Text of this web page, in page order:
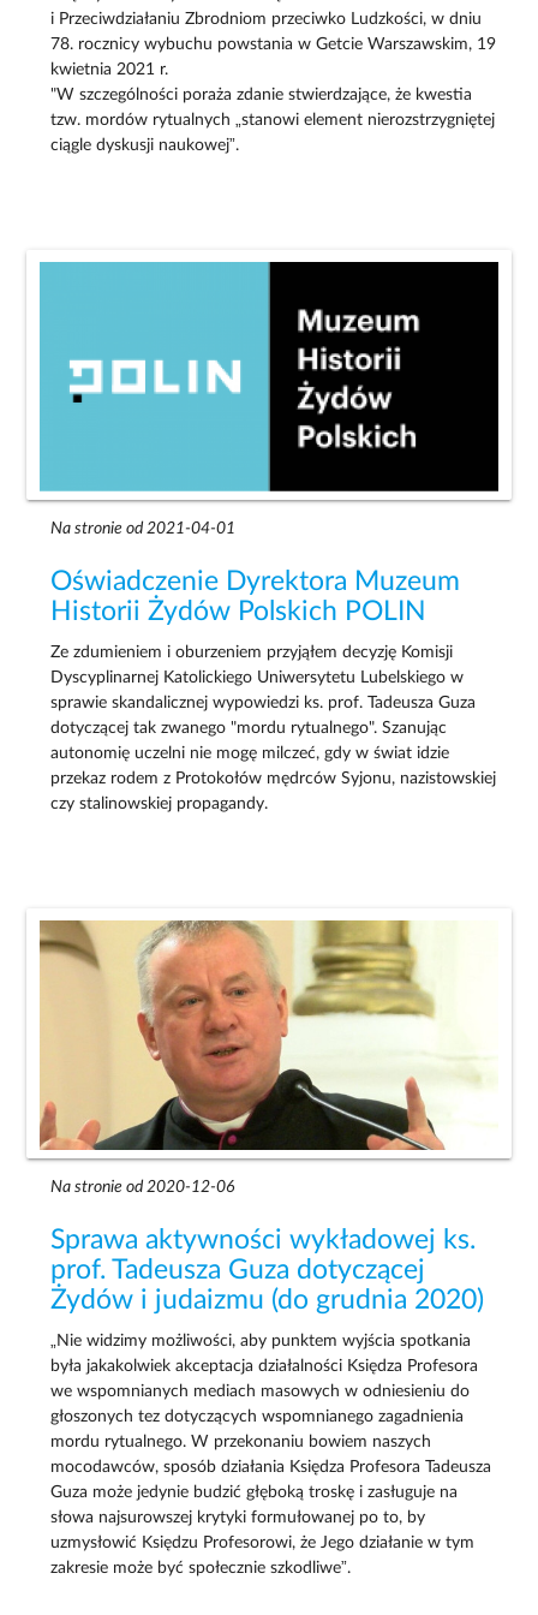
i Przeciwdziałaniu Zbrodniom przeciwko Ludzkości, w dniu
78. rocznicy wybuchu powstania w Getcie Warszawskim, 19
kwietnia 2021 r.
"W szczególności poraża zdanie stwierdzające, że kwestia
tzw. mordów rytualnych „stanowi element nierozstrzygniętej
ciągle dyskusji naukowej”.
Na stronie od 2021-04-01
Oświadczenie Dyrektora Muzeum
Historii Żydów Polskich POLIN
Ze zdumieniem i oburzeniem przyjąłem decyzję Komisji
Dyscyplinarnej Katolickiego Uniwersytetu Lubelskiego w
sprawie skandalicznej wypowiedzi ks. prof. Tadeusza Guza
dotyczącej tak zwanego "mordu rytualnego". Szanując
autonomię uczelni nie mogę milczeć, gdy w świat idzie
przekaz rodem z Protokołów mędrców Syjonu, nazistowskiej
czy stalinowskiej propagandy.
Na stronie od 2020-12-06
Sprawa aktywności wykładowej ks.
prof. Tadeusza Guza dotyczącej
Żydów i judaizmu (do grudnia 2020)
„Nie widzimy możliwości, aby punktem wyjścia spotkania
była jakakolwiek akceptacja działalności Księdza Profesora
we wspomnianych mediach masowych w odniesieniu do
głoszonych tez dotyczących wspomnianego zagadnienia
mordu rytualnego. W przekonaniu bowiem naszych
mocodawców, sposób działania Księdza Profesora Tadeusza
Guza może jedynie budzić głęboką troskę i zasługuje na
słowa najsurowszej krytyki formułowanej po to, by
uzmysłowić Księdzu Profesorowi, że Jego działanie w tym
zakresie może być społecznie szkodliwe”.